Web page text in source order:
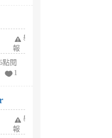
舉
報
點閱
1
舉
報